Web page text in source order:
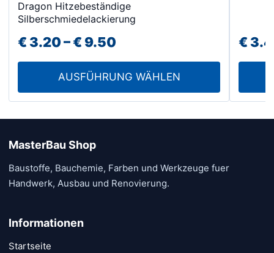
Dragon Hitzebeständige
Silberschmiedelackierung
€3.20–€9.50
€ 3.20
bis
€ 9.50
AUSFÜHRUNG WÄHLEN
Produkt
weist
mehrere
Die
auf
Produktseite
gewählt
€
MasterBau Shop
Baustoffe, Bauchemie, Farben und Werkzeuge fuer
Handwerk, Ausbau und Renovierung.
Informationen
Startseite